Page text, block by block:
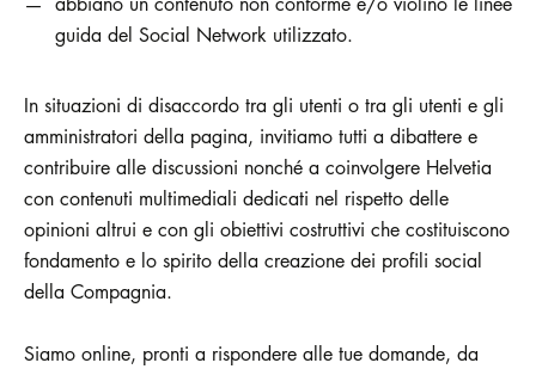
guida del Social Network utilizzato.
In situazioni di disaccordo tra gli utenti o tra gli utenti e gli
amministratori della pagina, invitiamo tutti a dibattere e
contribuire alle discussioni nonché a coinvolgere Helvetia
con contenuti multimediali dedicati nel rispetto delle
opinioni altrui e con gli obiettivi costruttivi che costituiscono
fondamento e lo spirito della creazione dei profili social
della Compagnia.
Siamo online, pronti a rispondere alle tue domande, da